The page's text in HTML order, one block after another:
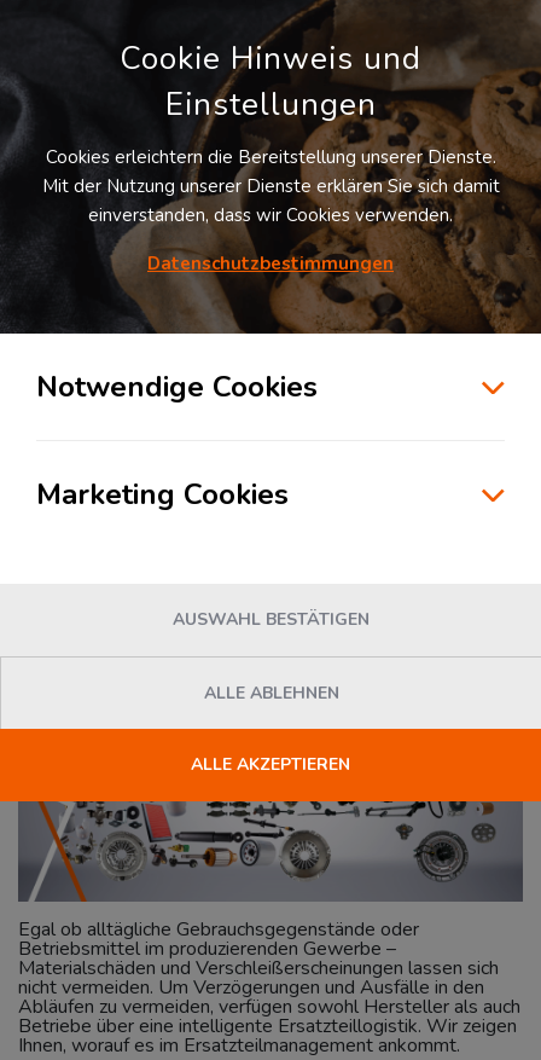
Suche
Zugriff trotz unklarer
Egal ob alltägliche Gebrauchsgegenstände oder
Betriebsmittel im produzierenden Gewerbe –
Materialschäden und Verschleißerscheinungen lassen sich
nicht vermeiden. Um Verzögerungen und Ausfälle in den
Abläufen zu vermeiden, verfügen sowohl Hersteller als auch
Betriebe über eine intelligente Ersatzteillogistik. Wir zeigen
Ihnen, worauf es im Ersatzteilmanagement ankommt.
Cookie Hinweis und
Einstellungen
Cookies erleichtern die Bereitstellung unserer Dienste.
Mit der Nutzung unserer Dienste erklären Sie sich damit
einverstanden, dass wir Cookies verwenden.
Datenschutzbestimmungen
Notwendige Cookies
Marketing Cookies
AUSWAHL BESTÄTIGEN
ALLE ABLEHNEN
ALLE AKZEPTIEREN